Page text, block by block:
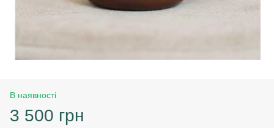
В наявності
3 500 грн